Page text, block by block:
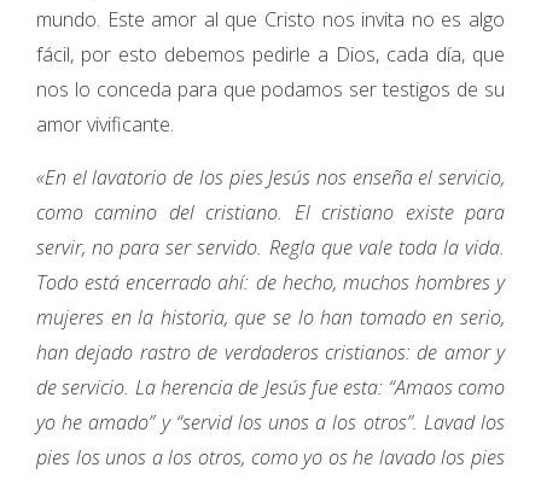
mundo. Este amor al que Cristo nos invita no es algo
fácil, por esto debemos pedirle a Dios, cada día, que
nos lo conceda para que podamos ser testigos de su
amor vivificante.
«En el lavatorio de los pies Jesús nos enseña el servicio,
como camino del cristiano. El cristiano existe para
servir, no para ser servido. Regla que vale toda la vida.
Todo está encerrado ahí: de hecho, muchos hombres y
mujeres en la historia, que se lo han tomado en serio,
han dejado rastro de verdaderos cristianos: de amor y
de servicio. La herencia de Jesús fue esta: “Amaos como
yo he amado” y “servid los unos a los otros”. Lavad los
pies los unos a los otros, como yo os he lavado los pies